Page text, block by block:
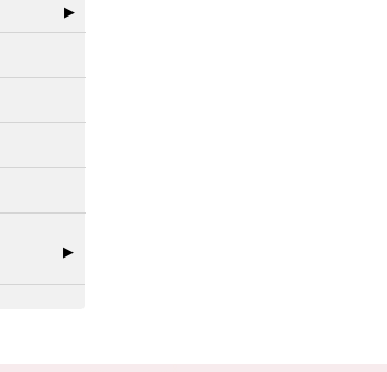
Rozwiń sekcję "Programy szkoleń"
▶
Rozwiń sekcję "Zarządzanie oświatą w
▶